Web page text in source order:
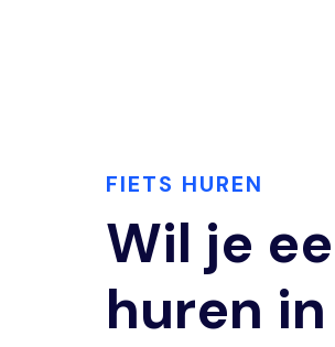
FIETS HUREN
Wil je
huren